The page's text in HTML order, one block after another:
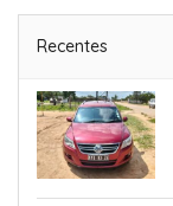
Recentes